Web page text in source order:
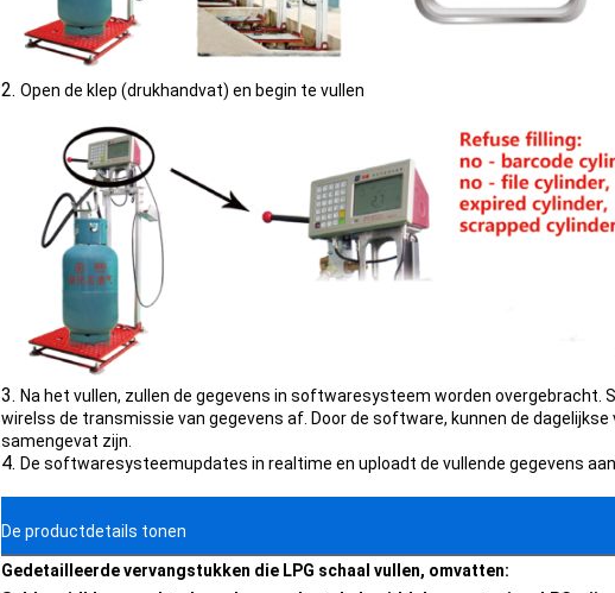
2. Open de klep (drukhandvat) en begin te vullen
3. Na het vullen, zullen de gegevens in softwaresysteem worden overgebracht.
wirelss de transmissie van gegevens af. Door de software, kunnen de
samengevat zijn.
4. De softwaresysteemupdates in realtime en uploadt de vullende gegevens
De productdetails tonen
Gedetailleerde vervangstukken die LPG schaal vullen, omvatten: